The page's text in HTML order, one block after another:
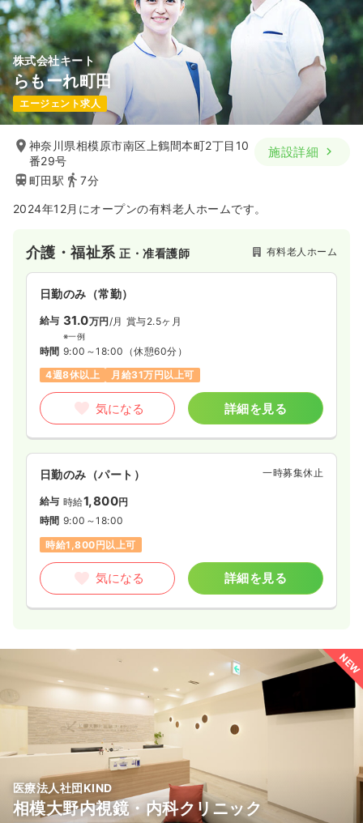
株式会社キート
らもーれ町田
エージェント求人
神奈川県相模原市南区上鶴間本町2丁目10
番29号
町田駅
7分
施設詳細
2024年12月にオープンの有料老人ホームです。
介護・福祉系正・准看護師 有料老人ホーム
日勤のみ（常勤）
給与 31.0万円 /月 賞与2.5ヶ月
※一例
時間 9:00～18:00 （休憩60分）
4週8休以上
月給31万円以上可
気になる 詳細を見る
日勤のみ（パート） 一時募集休止
給与 時給1,800円
時間 9:00～18:00
時給1,800円以上可
気になる 詳細を見る
NEW
医療法人社団KIND
相模大野内視鏡・内科クリニック